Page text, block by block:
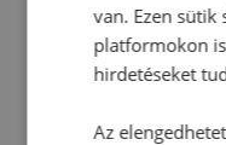
van. Ezen sütik
platformokon
hirdetéseket
Az